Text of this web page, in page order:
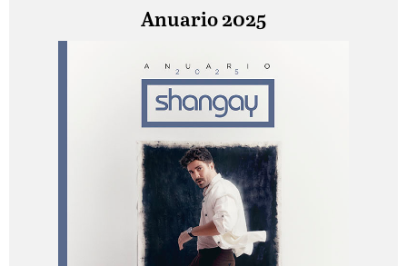
Anuario 2025